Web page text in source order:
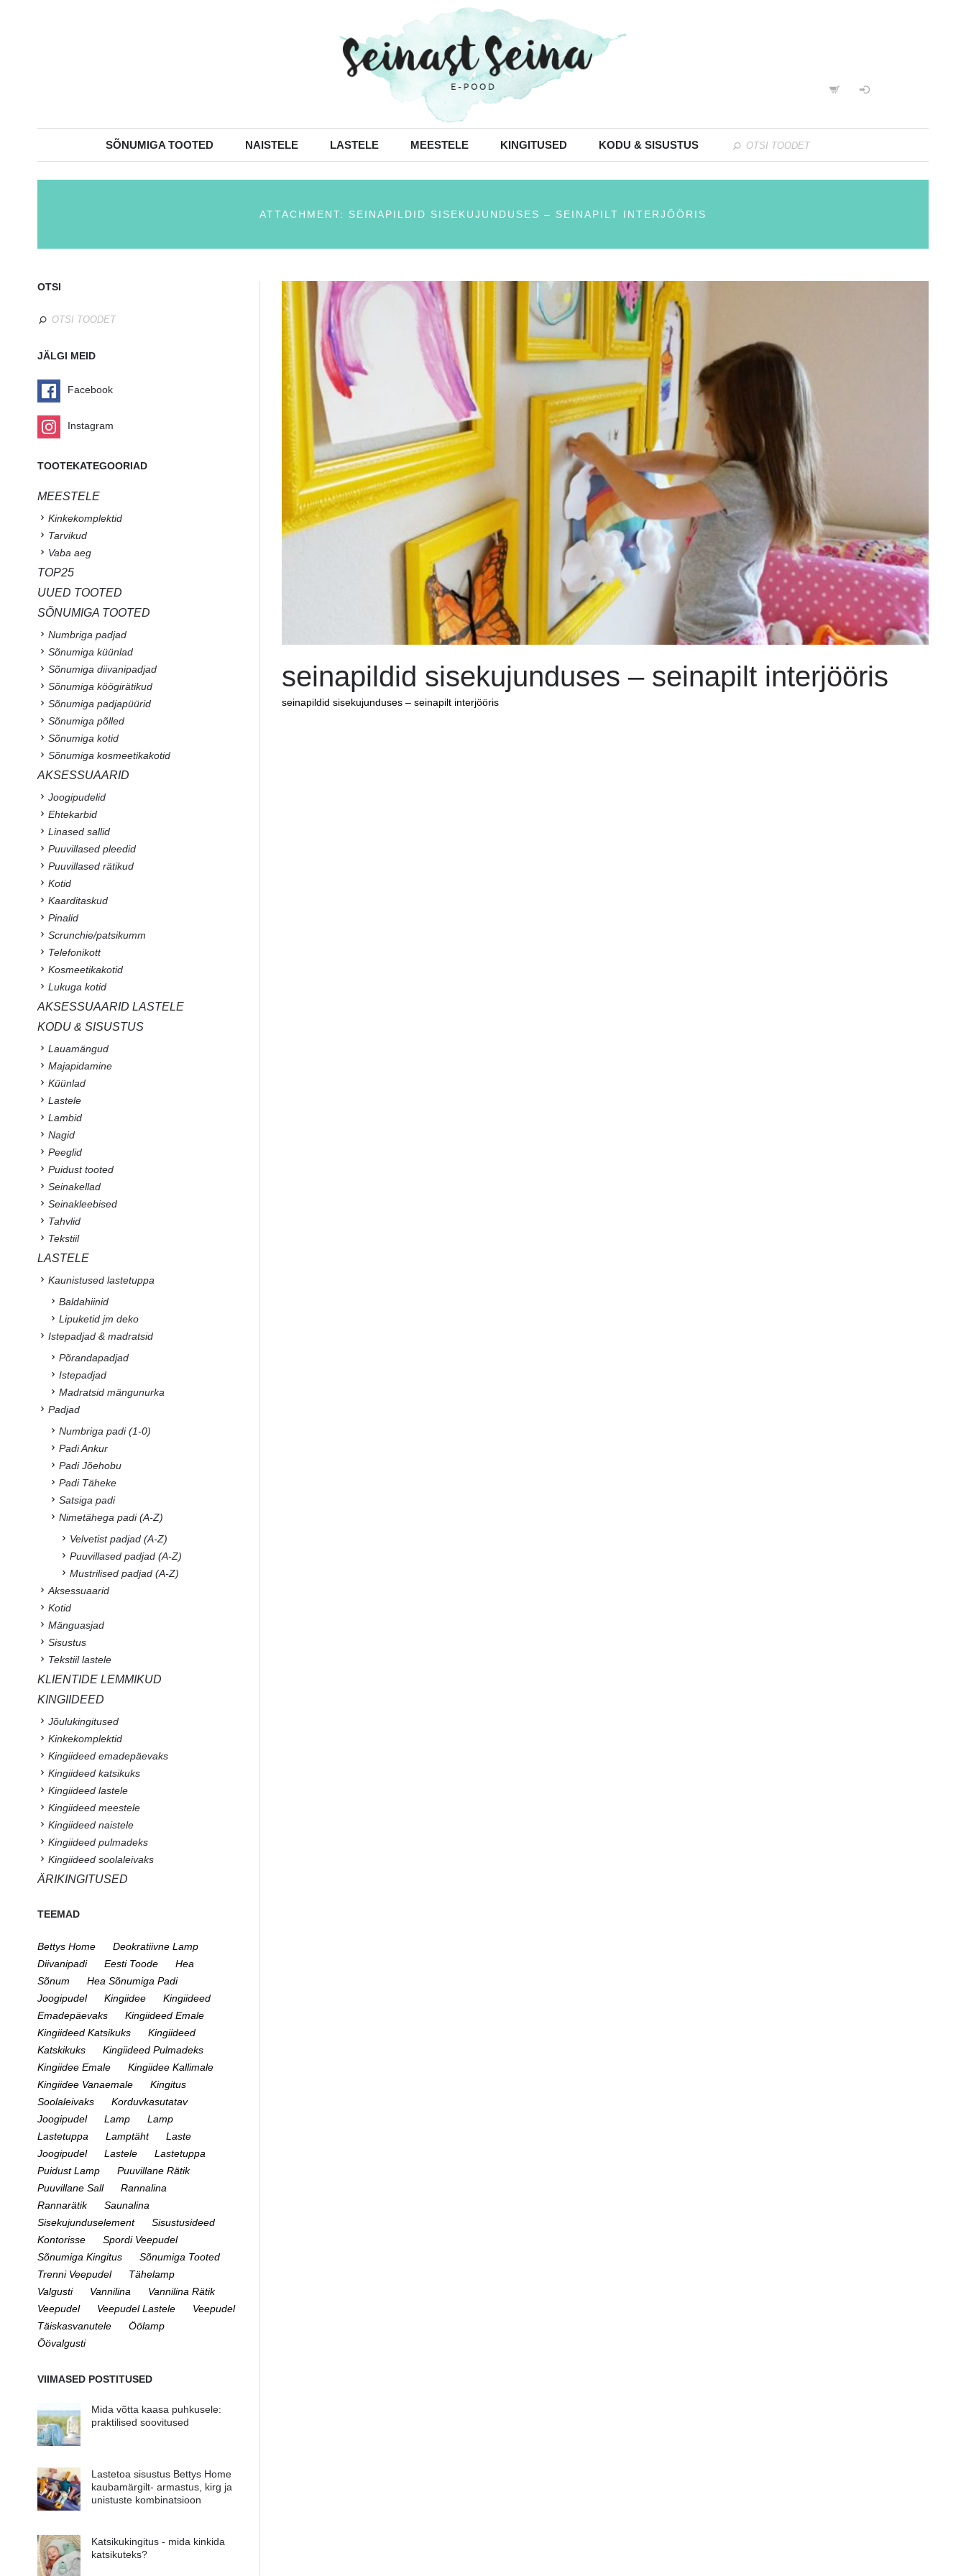
SÕNUMIGA TOOTED NAISTELE LASTELE MEESTELE KINGITUSED KODU & SISUSTUS
ATTACHMENT: SEINAPILDID SISEKUJUNDUSES – SEINAPILT INTERJÖÖRIS
seinapildid sisekujunduses – seinapilt interjööris
seinapildid sisekujunduses – seinapilt interjööris
OTSI
JÄLGI MEID
Facebook
Instagram
TOOTEKATEGOORIAD
MEESTELE
Kinkekomplektid
Tarvikud
Vaba aeg
TOP25
UUED TOOTED
SÕNUMIGA TOOTED
Numbriga padjad
Sõnumiga küünlad
Sõnumiga diivanipadjad
Sõnumiga köögirätikud
Sõnumiga padjapüürid
Sõnumiga põlled
Sõnumiga kotid
Sõnumiga kosmeetikakotid
AKSESSUAARID
Joogipudelid
Ehtekarbid
Linased sallid
Puuvillased pleedid
Puuvillased rätikud
Kotid
Kaarditaskud
Pinalid
Scrunchie/patsikumm
Telefonikott
Kosmeetikakotid
Lukuga kotid
AKSESSUAARID LASTELE
KODU & SISUSTUS
Lauamängud
Majapidamine
Küünlad
Lastele
Lambid
Nagid
Peeglid
Puidust tooted
Seinakellad
Seinakleebised
Tahvlid
Tekstiil
LASTELE
Kaunistused lastetuppa
Baldahiinid
Lipuketid jm deko
Istepadjad & madratsid
Põrandapadjad
Istepadjad
Madratsid mängunurka
Padjad
Numbriga padi (1-0)
Padi Ankur
Padi Jõehobu
Padi Täheke
Satsiga padi
Nimetähega padi (A-Z)
Velvetist padjad (A-Z)
Puuvillased padjad (A-Z)
Mustrilised padjad (A-Z)
Aksessuaarid
Kotid
Mänguasjad
Sisustus
Tekstiil lastele
KLIENTIDE LEMMIKUD
KINGIIDEED
Jõulukingitused
Kinkekomplektid
Kingiideed emadepäevaks
Kingiideed katsikuks
Kingiideed lastele
Kingiideed meestele
Kingiideed naistele
Kingiideed pulmadeks
Kingiideed soolaleivaks
ÄRIKINGITUSED
TEEMAD
Bettys Home
Deokratiivne Lamp
Diivanipadi
Eesti Toode
Hea
Sõnum
Hea Sõnumiga Padi
Joogipudel
Kingiidee
Kingiideed
Emadepäevaks
Kingiideed Emale
Kingiideed Katsikuks
Kingiideed
Katskikuks
Kingiideed Pulmadeks
Kingiidee Emale
Kingiidee Kallimale
Kingiidee Vanaemale
Kingitus
Soolaleivaks
Korduvkasutatav
Joogipudel
Lamp
Lamp
Lastetuppa
Lamptäht
Laste
Joogipudel
Lastele
Lastetuppa
Puidust Lamp
Puuvillane Rätik
Puuvillane Sall
Rannalina
Rannarätik
Saunalina
Sisekujunduselement
Sisustusideed
Kontorisse
Spordi Veepudel
Sõnumiga Kingitus
Sõnumiga Tooted
Trenni Veepudel
Tähelamp
Valgusti
Vannilina
Vannilina Rätik
Veepudel
Veepudel Lastele
Veepudel
Täiskasvanutele
Öölamp
Öövalgusti
VIIMASED POSTITUSED
Mida võtta kaasa puhkusele:
praktilised soovitused
Lastetoa sisustus Bettys Home
kaubamärgilt- armastus, kirg ja
unistuste kombinatsioon
Katsikukingitus - mida kinkida
katsikuteks?